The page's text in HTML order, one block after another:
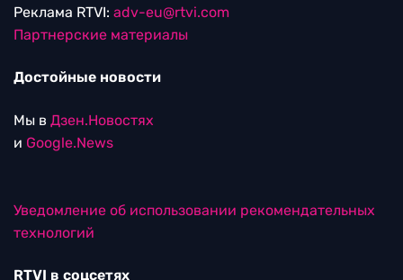
Реклама RTVI: adv-eu@rtvi.com
Партнерские материалы
Достойные новости
Мы в Дзен.Новостях
и Google.News
Уведомление об использовании рекомендательных
технологий
RTVI в соцсетях